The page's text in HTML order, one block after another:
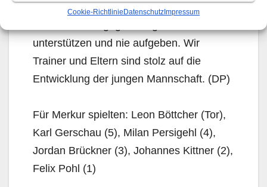
Cookie-RichtlinieDatenschutzImpressum
dass die Jubgs immer mehr zusammen
unterstützen und nie aufgeben. Wir
Trainer und Eltern sind stolz auf die
Entwicklung der jungen Mannschaft. (DP)
Für Merkur spielten: Leon Böttcher (Tor),
Karl Gerschau (5), Milan Persigehl (4),
Jordan Brückner (3), Johannes Kittner (2),
Felix Pohl (1)